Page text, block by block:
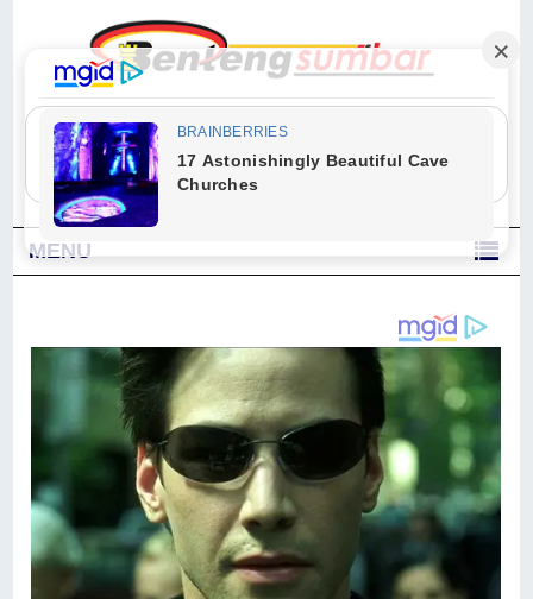
"Sesungguhnya Allah dan para malaikat-Nya berselawat untuk Nabi.
Wahai orang-orang yang beriman, berselawatlah kamu untuk Nabi dan
ucapkanlah salam dengan penuh penghormatan kepadanya." (Qs. Al
Ahzab Ayat 56)
MENU